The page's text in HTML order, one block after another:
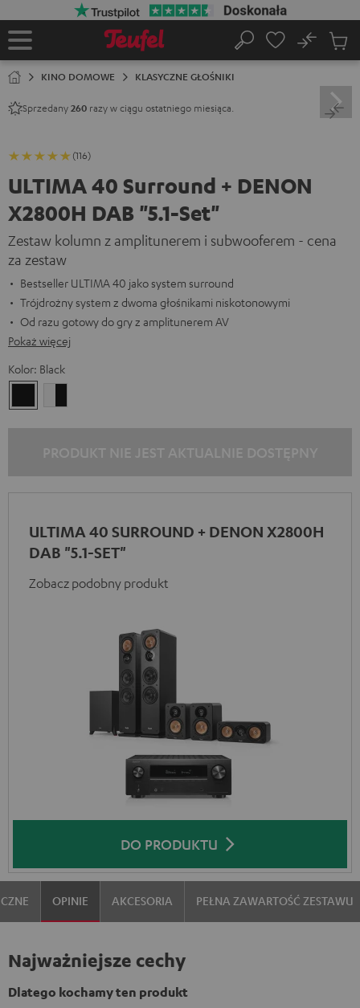
Strona
Szukaj
No
KINO DOMOWE KLASYCZNE GŁOŚNIKI
Sprzedany 260 razy w ciągu ostatniego miesiąca.
(116)
ULTIMA 40 Surround + DENON
X2800H DAB "5.1-Set"
Zestaw kolumn z amplitunerem i subwooferem - cena
za zestaw
Bestseller ULTIMA 40 jako system surround
Trójdrożny system z dwoma głośnikami niskotonowymi
Od razu gotowy do gry z amplitunerem AV
Pokaż więcej
Kolor: Black
ULTIMA 40 SURROUND + DENON X2800H
DAB "5.1-SET"
Zobacz podobny produkt
DO PRODUKTU
OPINIE AKCESORIA PEŁNA ZAWARTOŚĆ ZESTAWU
Najważniejsze cechy
Dlatego kochamy ten produkt